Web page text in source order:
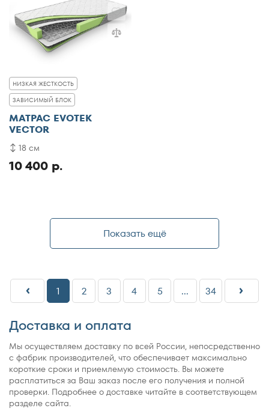
НИЗКАЯ ЖЕСТКОСТЬ
ЗАВИСИМЫЙ БЛОК
МАТРАС EVOTEK
VECTOR
10 400 р.
18 см
Показать ещё
1 2 3 4 5 ... 34
Доставка и оплата
Мы осуществляем доставку по всей России, непосредственно
с фабрик производителей, что обеспечивает максимально
короткие сроки и приемлемую стоимость. Вы можете
расплатиться за Ваш заказ после его получения и полной
проверки. Подробнее о доставке читайте в соответствующем
разделе сайта.